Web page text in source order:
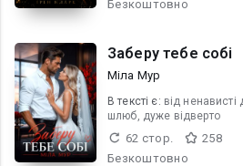
Безкоштовно
Заберу тебе собі
Міла Мур
В текcті є: від
шлюб, дуже відверто
62 стор.
258
Безкоштовно